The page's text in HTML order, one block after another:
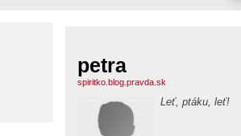
petra
spiritko.blog.pravda.sk
Leť, ptáku, leť!